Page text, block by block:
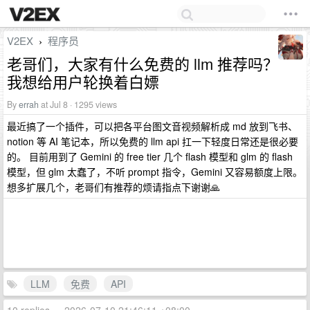
V2EX › 程序员
老哥们，大家有什么免费的 llm 推荐吗？
我想给用户轮换着白嫖
Byerrah at Jul 8 · 1295 views
最近搞了一个插件，可以把各平台图文音视频解析成 md 放到飞书、
notion 等 AI 笔记本，所以免费的 llm api 扛一下轻度日常还是很必要
的。 目前用到了 Gemini 的 free tier 几个 flash 模型和 glm 的 flash
模型，但 glm 太蠢了，不听 prompt 指令，Gemini 又容易额度上限。
想多扩展几个，老哥们有推荐的烦请指点下谢谢🙏
LLM 免费
API